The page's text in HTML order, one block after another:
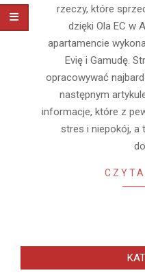
rzeczy, które
dzięki Ola EC w
apartamencie
Evię i Gamudę.
opracowywać
następnym
informacje, które z
stres i niepokój, a